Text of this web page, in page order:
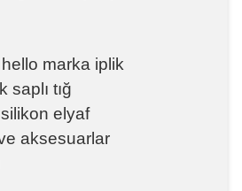
marka iplik
saplı tığ
elyaf
aksesuarlar